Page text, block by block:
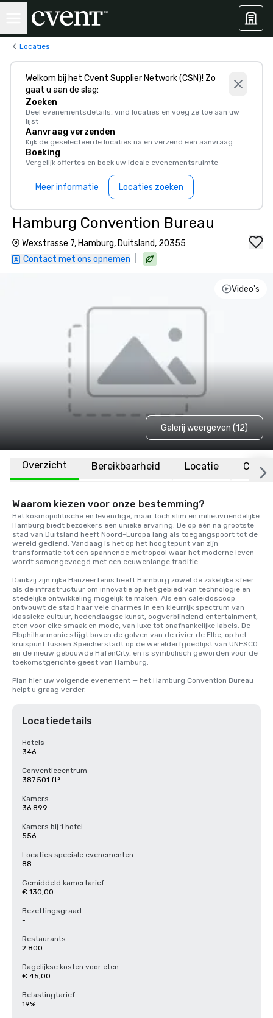
Locaties
Welkom bij het Cvent Supplier Network (CSN)! Zo
gaat u aan de slag:
Zoeken
Deel evenementsdetails, vind locaties en voeg ze toe aan uw
lijst
Aanvraag verzenden
Kijk de geselecteerde locaties na en verzend een aanvraag
Boeking
Vergelijk offertes en boek uw ideale evenementsruimte
Meer informatie Locaties zoeken
Hamburg Convention Bureau
Wexstrasse 7, Hamburg, Duitsland, 20355
Contact met ons opnemen
Video's
Galerij weergeven (12)
Overzicht Bereikbaarheid Locatie
Waarom kiezen voor onze bestemming?
Het kosmopolitische en levendige, maar toch slim en milieuvriendelijke
Hamburg biedt bezoekers een unieke ervaring. De op één na grootste
stad van Duitsland heeft Noord-Europa lang als toegangspoort tot de
wereld gediend. Vandaag is het op het hoogtepunt van zijn
transformatie tot een spannende metropool waar het moderne leven
wordt samengevoegd met een eeuwenlange traditie.
Dankzij zijn rijke Hanzeerfenis heeft Hamburg zowel de zakelijke sfeer
als de infrastructuur om innovatie op het gebied van technologie en
stedelijke ontwikkeling mogelijk te maken. Als een caleidoscoop
ontvouwt de stad haar vele charmes in een kleurrijk spectrum van
klassieke cultuur, hedendaagse kunst, oogverblindend entertainment,
eten voor elke smaak en mode, van luxe tot onafhankelijke labels. De
Elbphilharmonie stijgt boven de golven van de rivier de Elbe, op het
kruispunt tussen Speicherstadt op de werelderfgoedlijst van UNESCO
en de nieuw gebouwde HafenCity, en is symbolisch geworden voor de
toekomstgerichte geest van Hamburg.
Plan hier uw volgende evenement — het Hamburg Convention Bureau
helpt u graag verder.
Locatiedetails
Hotels
346
Conventiecentrum
387.501 ft²
Kamers
36.899
Kamers bij 1 hotel
556
Locaties speciale evenementen
88
Gemiddeld kamertarief
€ 130,00
Bezettingsgraad
-
Restaurants
2.800
Dagelijkse kosten voor eten
€ 45,00
Belastingtarief
19%